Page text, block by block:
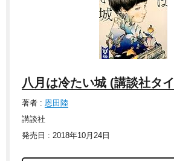
八月は冷たい城 (講談社タ
著者 : 恩田陸
講談社
発売日 : 2018年10月24日